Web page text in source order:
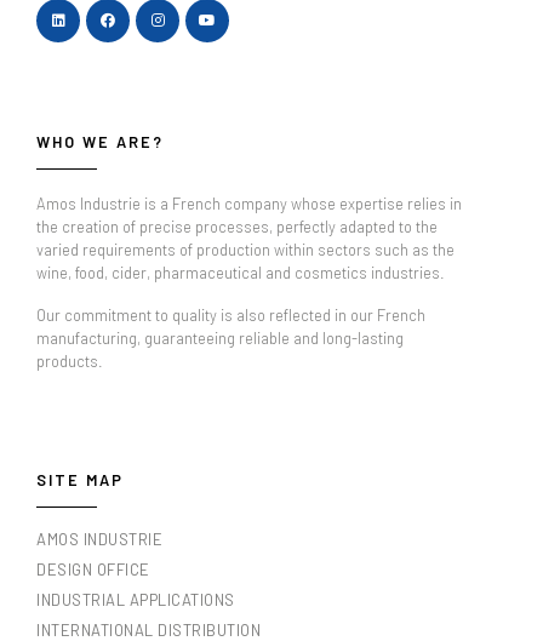
WHO WE ARE?
Amos Industrie is a French company whose expertise relies in
the creation of precise processes, perfectly adapted to the
varied requirements of production within sectors such as the
wine, food, cider, pharmaceutical and cosmetics industries.
Our commitment to quality is also reflected in our French
manufacturing, guaranteeing reliable and long-lasting
products.
SITE MAP
AMOS INDUSTRIE
DESIGN OFFICE
INDUSTRIAL APPLICATIONS
INTERNATIONAL DISTRIBUTION